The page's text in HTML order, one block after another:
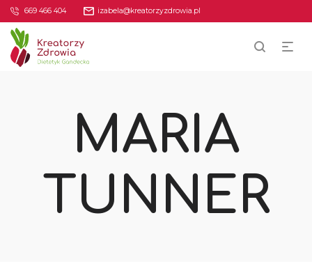
669 466 404 izabela@kreatorzyzdrowia.pl
MARIA
TUNNER